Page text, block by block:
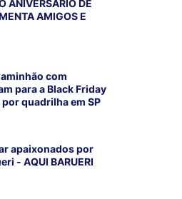
ANIVERSÁRIO DE
AMIGOS E
com
para a Black Friday
quadrilha em SP
apaixonados por
- AQUI BARUERI